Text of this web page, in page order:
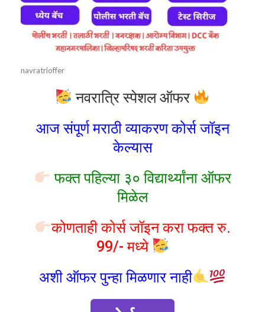
navratrioffer
नवरात्रि स्पेशल ऑफर
आज संपूर्ण मराठी व्याकरण कोर्स जॉइन
केल्यास
फक्त पहिल्या ३० विद्यार्थ्यांना ऑफर
मिळेल
कोणताही कोर्स जॉइन करा फक्त रु.
99/- मध्ये
अशी ऑफर पुन्हा मिळणार नाही